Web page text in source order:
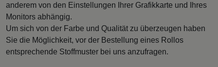
anderem von den Einstellungen Ihrer Grafikkarte und Ihres
Monitors abhängig.
Um sich von der Farbe und Qualität zu überzeugen haben
Sie die Möglichkeit, vor der Bestellung eines Rollos
entsprechende Stoffmuster bei uns anzufragen.